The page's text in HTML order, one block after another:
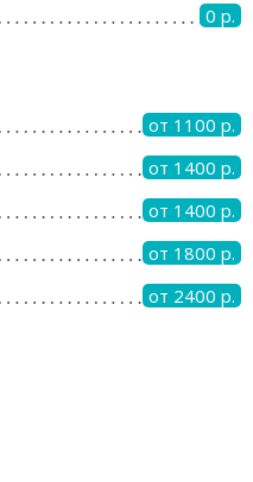
0 р.
от 1100 р.
от 1400 р.
от 1400 р.
от 1800 р.
от 2400 р.